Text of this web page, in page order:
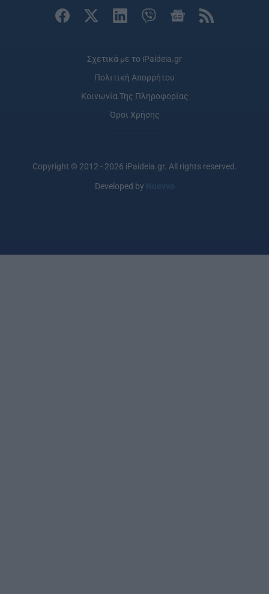
Σχετικά με το iPaideia.gr
Πολιτική Απορρήτου
Κοινωνία Της Πληροφορίας
Όροι Χρήσης
Copyright © 2012 - 2026 iPaideia.gr. All rights reserved.
Developed by